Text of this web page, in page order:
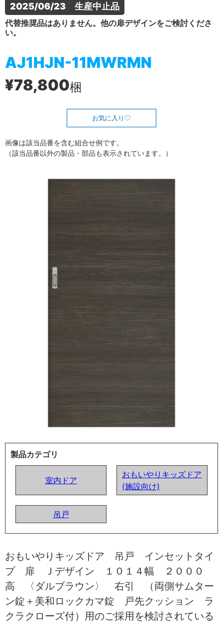
2025/06/23　生産中止品
代替推奨品はありません。他の扉デザインをご検討くださ
い。
AJ1HJN-11MWRMN
¥78,800梱
お気に入り
画像は該当品番を含む組合せ例です。
（該当品番以外の製品・部品も表示されています。）
製品カテゴリ
室内ドア
おもいやりキッズドア
(施設向け)
吊戸
おもいやりキッズドア 吊戸 インセットタイ
プ 扉 Ｊデザイン １０１４幅 ２０００
高 〈ダルブラウン〉 右引 （両側サムター
ン錠＋美和ロックカマ錠 戸先クッション ラ
クラクローズ付）用のご採用を検討されている